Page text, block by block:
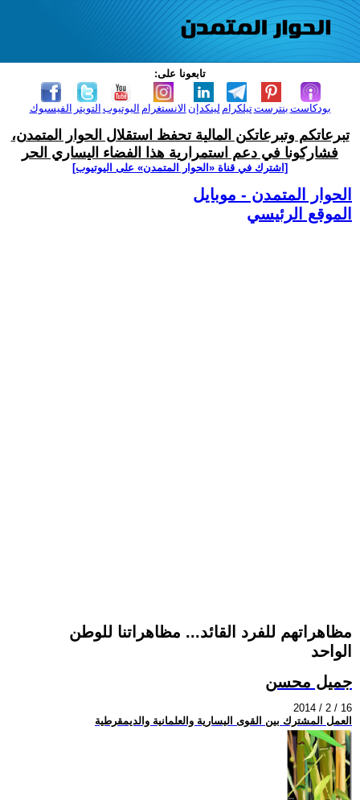
تابعونا على:
الفيسبوك التويتر اليوتيوب الانستغرام لينكدإن تيلكرامبنترست بودكاست
تبرعاتكم وتبرعاتكن المالية تحفظ استقلال الحوار المتمدن،
فشاركونا في دعم استمرارية هذا الفضاء اليساري الحر
[اشترك في قناة ‫«الحوار المتمدن» على اليوتيوب]
الحوار المتمدن - موبايل
الموقع الرئيسي
مظاهراتهم للفرد القائد... مظاهراتنا للوطن
الواحد
جميل محسن
2014 / 2 / 16
العمل المشترك بين القوى اليسارية والعلمانية والديمقرطية